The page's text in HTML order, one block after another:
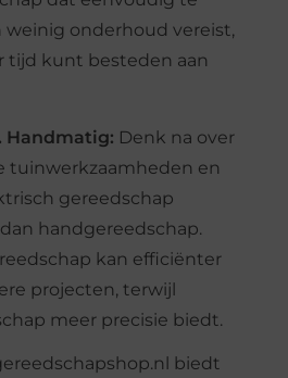
weinig onderhoud vereist,
tijd kunt besteden aan
Handmatig: Denk na over
tuinwerkzaamheden en
gereedschap
handgereedschap.
kan efficiënter
projecten, terwijl
meer precisie biedt.
biedt